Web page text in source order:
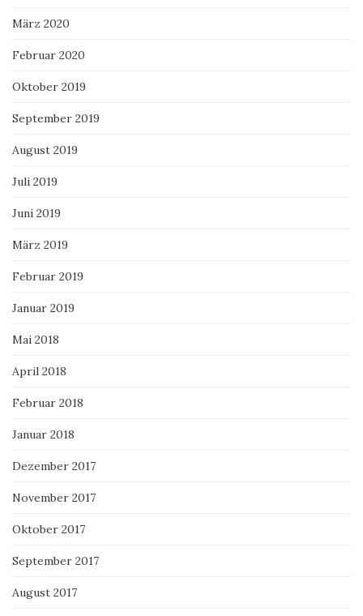
März 2020
Februar 2020
Oktober 2019
September 2019
August 2019
Juli 2019
Juni 2019
März 2019
Februar 2019
Januar 2019
Mai 2018
April 2018
Februar 2018
Januar 2018
Dezember 2017
November 2017
Oktober 2017
September 2017
August 2017